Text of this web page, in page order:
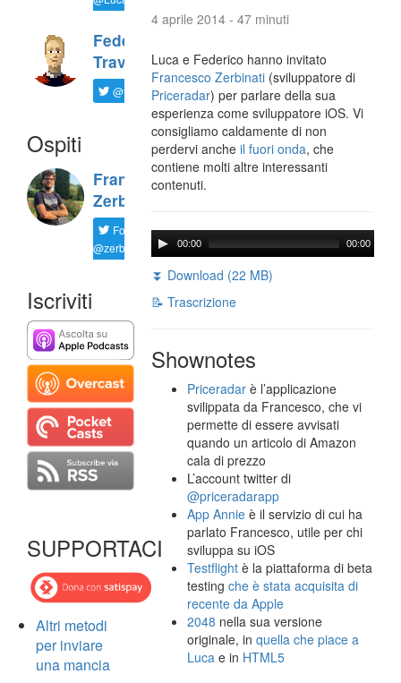
Federico
Travaini
@ftrava
Ospiti
Francesco
Zerbinati
Follow
@zerbfra
Iscriviti
SUPPORTACI
Altri metodi
per inviare
una mancia
4 aprile 2014 - 47 minuti
Luca e Federico hanno invitato
Francesco Zerbinati (sviluppatore di
Priceradar) per parlare della sua
esperienza come sviluppatore iOS. Vi
consigliamo caldamente di non
perdervi ancheil fuori onda, che
contiene molti altre interessanti
contenuti.
00:00 00:00
⏬ Download (22 MB)
📝 Trascrizione
Shownotes
Priceradar è l’applicazione
svilippata da Francesco, che vi
permette di essere avvisati
quando un articolo di Amazon
cala di prezzo
L’account twitter di
@priceradarapp
App Annie è il servizio di cui ha
parlato Francesco, utile per chi
sviluppa su iOS
Testflight è la piattaforma di beta
testingche è stata acquisita di
recente da Apple
2048 nella sua versione
originale, inquella che piace a
Luca e in HTML5